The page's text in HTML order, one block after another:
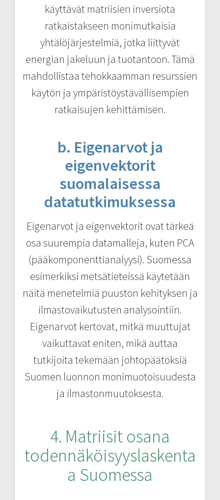
käyttävät matriisien inversiota
ratkaistakseen monimutkaisia
yhtälöjärjestelmiä, jotka liittyvät
energian jakeluun ja tuotantoon. Tämä
mahdollistaa tehokkaamman resurssien
käytön ja ympäristöystävällisempien
ratkaisujen kehittämisen.
b. Eigenarvot ja
eigenvektorit
suomalaisessa
datatutkimuksessa
Eigenarvot ja eigenvektorit ovat tärkeä
osa suurempia datamalleja, kuten PCA
(pääkomponenttianalyysi). Suomessa
esimerkiksi metsätieteissä käytetään
näitä menetelmiä puuston kehityksen ja
ilmastovaikutusten analysointiin.
Eigenarvot kertovat, mitkä muuttujat
vaikuttavat eniten, mikä auttaa
tutkijoita tekemään johtopäätöksiä
Suomen luonnon monimuotoisuudesta
ja ilmastonmuutoksesta.
4. Matriisit osana
todennäköisyyslaskenta
a Suomessa